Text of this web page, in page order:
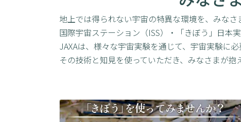
地上では得られない宇宙の特異な環境を、みな
国際宇宙ステーション（ISS）・「きぼう」日本
JAXAは、様々な宇宙実験を通じて、宇宙実験に
その技術と知見を使っていただき、みなさまが